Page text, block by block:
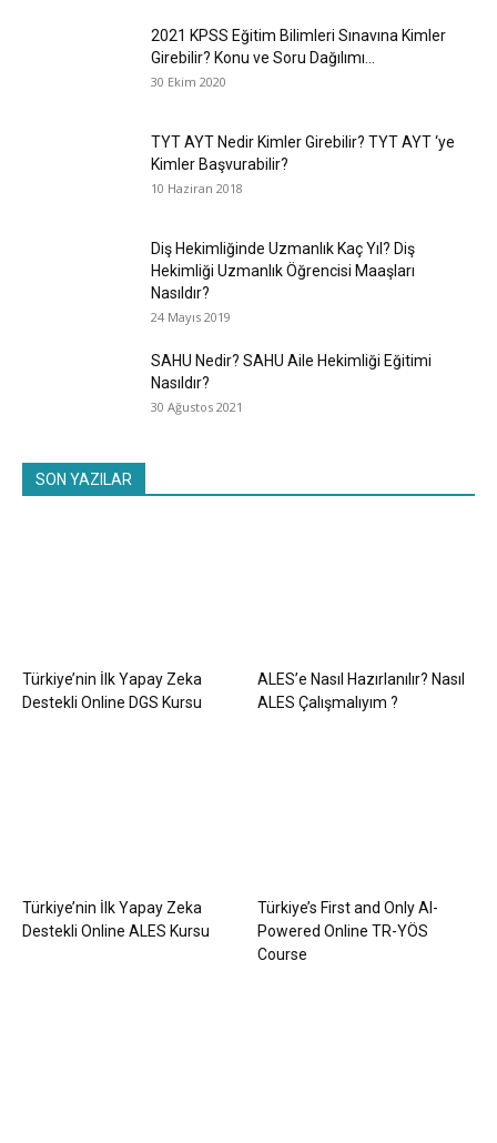
2021 KPSS Eğitim Bilimleri Sınavına Kimler
Girebilir? Konu ve Soru Dağılımı...
30 Ekim 2020
TYT AYT Nedir Kimler Girebilir? TYT AYT ‘ye
Kimler Başvurabilir?
10 Haziran 2018
Diş Hekimliğinde Uzmanlık Kaç Yıl? Diş
Hekimliği Uzmanlık Öğrencisi Maaşları
Nasıldır?
24 Mayıs 2019
SAHU Nedir? SAHU Aile Hekimliği Eğitimi
Nasıldır?
30 Ağustos 2021
SON YAZILAR
Türkiye’nin İlk Yapay Zeka
Destekli Online DGS Kursu
ALES’e Nasıl Hazırlanılır? Nasıl
ALES Çalışmalıyım ?
Türkiye’nin İlk Yapay Zeka
Destekli Online ALES Kursu
Türkiye’s First and Only AI-
Powered Online TR-YÖS
Course